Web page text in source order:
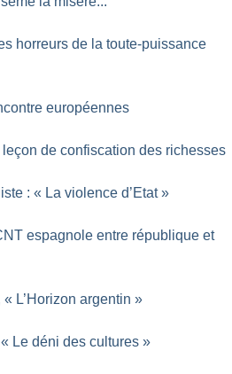
horreurs de la toute-puissance
européennes
de confiscation des richesses
: « La violence d’Etat »
espagnole entre république et
« L’Horizon argentin »
Le déni des cultures »